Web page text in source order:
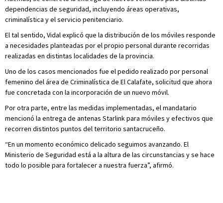
dependencias de seguridad, incluyendo áreas operativas,
criminalística y el servicio penitenciario.
El tal sentido, Vidal explicó que la distribución de los móviles responde
a necesidades planteadas por el propio personal durante recorridas
realizadas en distintas localidades de la provincia.
Uno de los casos mencionados fue el pedido realizado por personal
femenino del área de Criminalística de El Calafate, solicitud que ahora
fue concretada con la incorporación de un nuevo móvil.
Por otra parte, entre las medidas implementadas, el mandatario
mencionó la entrega de antenas Starlink para móviles y efectivos que
recorren distintos puntos del territorio santacruceño.
“En un momento económico delicado seguimos avanzando. El
Ministerio de Seguridad está a la altura de las circunstancias y se hace
todo lo posible para fortalecer a nuestra fuerza”, afirmó.